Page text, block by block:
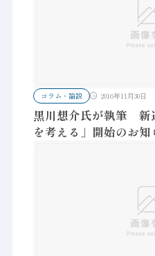
コラム・論説 2016年11月30日
黒川想介氏が執筆 新
を考える」開始のお知